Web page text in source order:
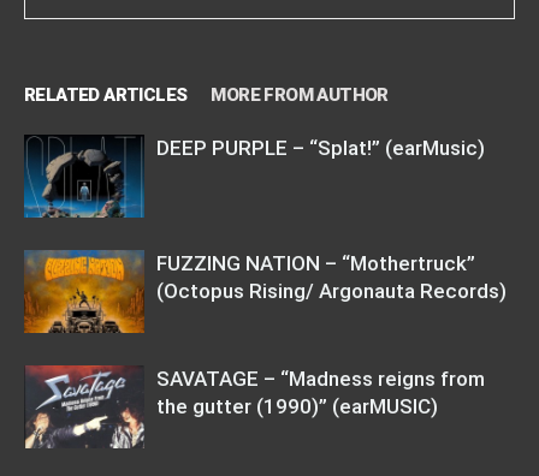
RELATED ARTICLES MORE FROM AUTHOR
DEEP PURPLE – “Splat!” (earMusic)
FUZZING NATION – “Mothertruck”
(Octopus Rising/ Argonauta Records)
SAVATAGE – “Madness reigns from
the gutter (1990)” (earMUSIC)